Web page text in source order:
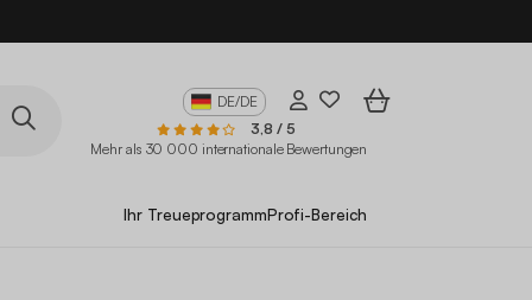
DE/DE
3,8 / 5
Mehr als 30 000 internationale Bewertungen
Ihr TreueprogrammProfi-Bereich